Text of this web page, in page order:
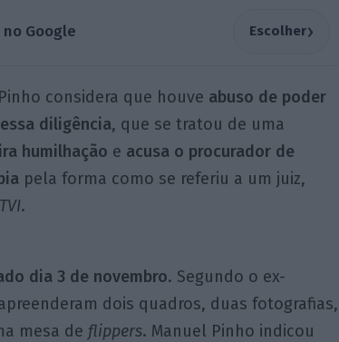
Google Escolher›
considera que houve abuso de poder
diligência, que se tratou de uma
humilhação e acusa o procurador de
pela forma como se referiu a um juiz,
TVI.
dia 3 de novembro. Segundo o ex-
dois quadros, duas fotografias,
mesa de flippers. Manuel Pinho indicou